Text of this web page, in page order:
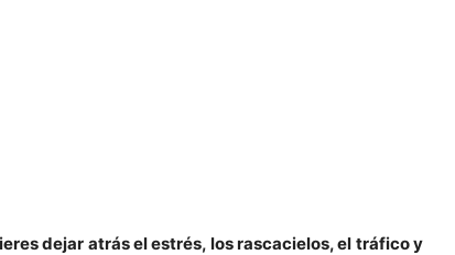
dejar atrás el estrés, los rascacielos, el tráfico y